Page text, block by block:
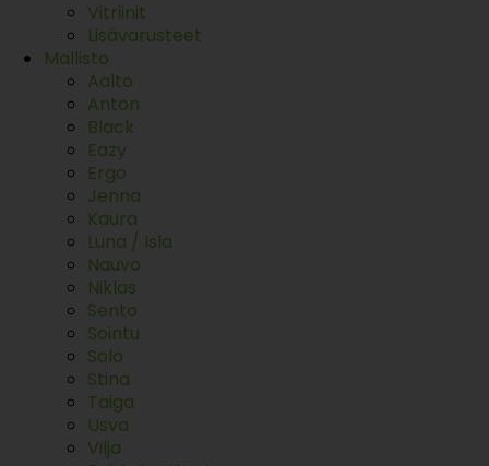
Vitriinit
Lisävarusteet
Mallisto
Aalto
Anton
Black
Eazy
Ergo
Jenna
Kaura
Luna / Isla
Nauvo
Niklas
Sento
Sointu
Solo
Stina
Taiga
Usva
Vilja